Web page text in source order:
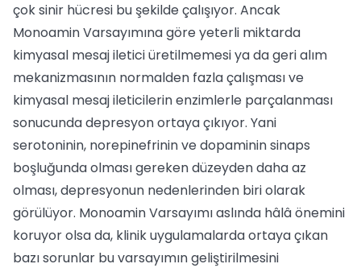
çok sinir hücresi bu şekilde çalışıyor. Ancak
Monoamin Varsayımına göre yeterli miktar­da
kimyasal mesaj iletici üretilmemesi ya da geri alım
mekanizmasının normalden fazla çalışması ve
kimyasal mesaj iletici­lerin enzimlerle parçalanması
sonucunda depresyon ortaya çıkıyor. Yani
serotoninin, norepinefrinin ve dopaminin sinaps
boşluğunda olması gereken düzeyden da­ha az
olması, depresyonun nedenlerinden biri olarak
görülüyor. Monoamin Varsayımı aslında hâlâ önemini
koruyor olsa da, klinik uygu­lamalarda ortaya çıkan
bazı sorunlar bu varsayımın geliştirilmesini